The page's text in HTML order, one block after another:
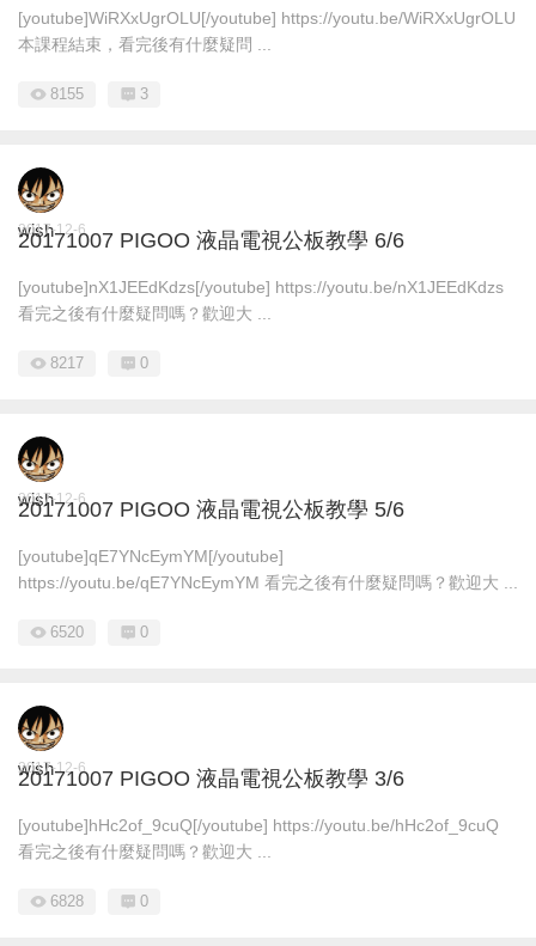
[youtube]WiRXxUgrOLU[/youtube] https://youtu.be/WiRXxUgrOLU
本課程結束，看完後有什麼疑問 ...
8155 3
wish
2017-12-6
20171007 PIGOO 液晶電視公板教學 6/6
[youtube]nX1JEEdKdzs[/youtube] https://youtu.be/nX1JEEdKdzs
看完之後有什麼疑問嗎？歡迎大 ...
8217 0
wish
2017-12-6
20171007 PIGOO 液晶電視公板教學 5/6
[youtube]qE7YNcEymYM[/youtube]
https://youtu.be/qE7YNcEymYM 看完之後有什麼疑問嗎？歡迎大 ...
6520 0
wish
2017-12-6
20171007 PIGOO 液晶電視公板教學 3/6
[youtube]hHc2of_9cuQ[/youtube] https://youtu.be/hHc2of_9cuQ
看完之後有什麼疑問嗎？歡迎大 ...
6828 0